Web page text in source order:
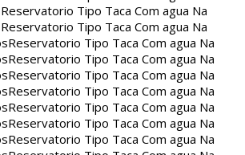
Reservatorio Tipo Taca Com agua Na
Reservatorio Tipo Taca Com agua Na
Reservatorio Tipo Taca Com agua Na
Reservatorio Tipo Taca Com agua Na
Reservatorio Tipo Taca Com agua Na
Reservatorio Tipo Taca Com agua Na
Reservatorio Tipo Taca Com agua Na
Reservatorio Tipo Taca Com agua Na
Reservatorio Tipo Taca Com agua Na